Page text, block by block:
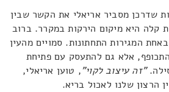
שדרכן מסביר אריאלי את הקשר שבין
קלה היא מיקום הירקות במקרר. ברוב
המגירות התחתונות. סמויים מהעין
אלא גם להתעסק עם פתיחת
"זה עיצוב לקוי", טוען אריאלי,
הרצון שלנו לאכול בריא.